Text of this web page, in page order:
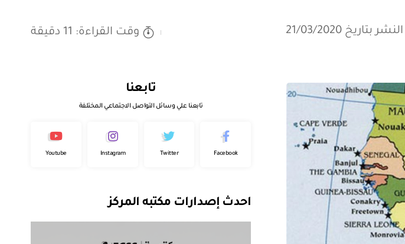
بتاريخ 21/03/2020 وقت القراءة: 11 دقيقة
تابعنا
تابعنا علي وسائل التواصل الاجتماعي المختلفة
Facebook
Twitter
Instagram
Youtube
احدث إصدارات مكتبه المركز